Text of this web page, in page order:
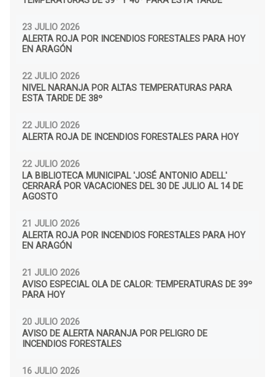
23 JULIO 2026
ALERTA ROJA POR INCENDIOS FORESTALES PARA HOY
EN ARAGÓN
22 JULIO 2026
NIVEL NARANJA POR ALTAS TEMPERATURAS PARA
ESTA TARDE DE 38º
22 JULIO 2026
ALERTA ROJA DE INCENDIOS FORESTALES PARA HOY
22 JULIO 2026
LA BIBLIOTECA MUNICIPAL 'JOSÉ ANTONIO ADELL'
CERRARÁ POR VACACIONES DEL 30 DE JULIO AL 14 DE
AGOSTO
21 JULIO 2026
ALERTA ROJA POR INCENDIOS FORESTALES PARA HOY
EN ARAGÓN
21 JULIO 2026
AVISO ESPECIAL OLA DE CALOR: TEMPERATURAS DE 39º
PARA HOY
20 JULIO 2026
AVISO DE ALERTA NARANJA POR PELIGRO DE
INCENDIOS FORESTALES
16 JULIO 2026